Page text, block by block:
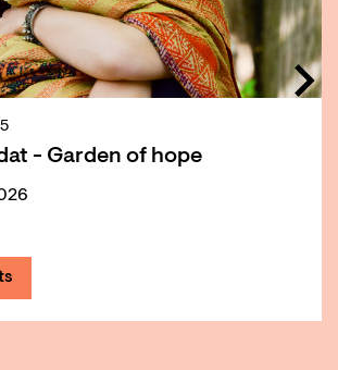
- Garden of hope